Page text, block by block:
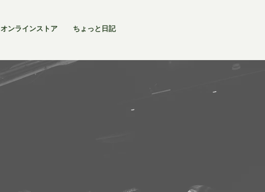
オンラインストア ちょっと日記